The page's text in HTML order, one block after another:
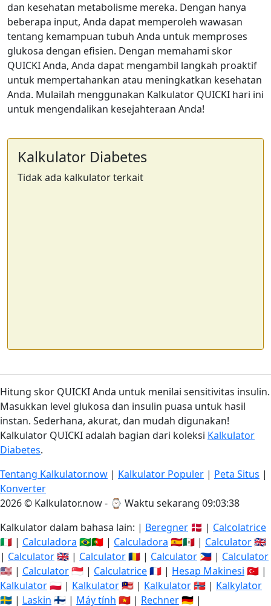
dan kesehatan metabolisme mereka. Dengan hanya
beberapa input, Anda dapat memperoleh wawasan
tentang kemampuan tubuh Anda untuk memproses
glukosa dengan efisien. Dengan memahami skor
QUICKI Anda, Anda dapat mengambil langkah proaktif
untuk mempertahankan atau meningkatkan kesehatan
Anda. Mulailah menggunakan Kalkulator QUICKI hari ini
untuk mengendalikan kesejahteraan Anda!
Kalkulator Diabetes
Tidak ada kalkulator terkait
Hitung skor QUICKI Anda untuk menilai sensitivitas insulin.
Masukkan level glukosa dan insulin puasa untuk hasil
instan. Sederhana, akurat, dan mudah digunakan!
Kalkulator QUICKI adalah bagian dari koleksi Kalkulator
Diabetes.
Tentang Kalkulator.now | Kalkulator Populer | Peta Situs |
Konverter
2026 © Kalkulator.now - ⌚ Waktu sekarang 09:03:38
Kalkulator dalam bahasa lain: | Beregner 🇩🇰 | Calcolatrice
🇮🇹 | Calculadora 🇧🇷🇵🇹 | Calculadora 🇪🇸🇲🇽 | Calculator🇬🇧
| Calculator🇬🇧 | Calculator🇷🇴 | Calculator 🇵🇭 | Calculator
🇺🇸 | Calculator🇸🇬 | Calculatrice🇫🇷 | Hesap Makinesi 🇹🇷 |
Kalkulator🇵🇱 | Kalkulator🇲🇾 | Kalkulator🇳🇴 | Kalkylator
🇸🇪 | Laskin 🇫🇮 | Máy tính 🇻🇳 | Rechner🇩🇪 |